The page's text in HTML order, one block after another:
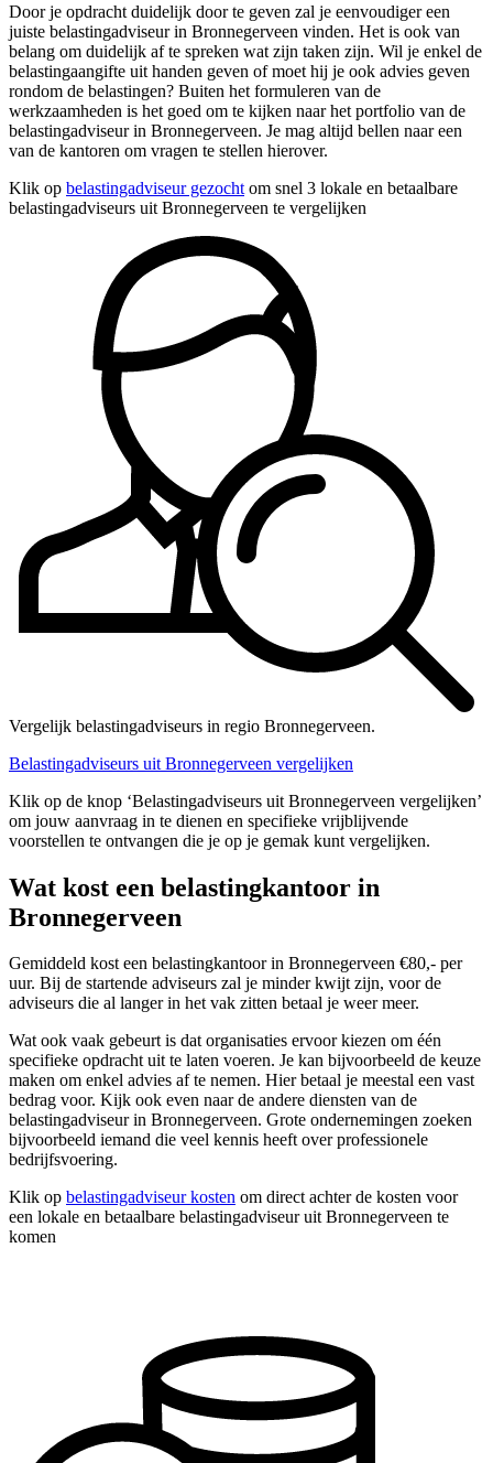
Door je opdracht duidelijk door te geven zal je eenvoudiger een
juiste belastingadviseur in Bronnegerveen vinden. Het is ook van
belang om duidelijk af te spreken wat zijn taken zijn. Wil je enkel de
belastingaangifte uit handen geven of moet hij je ook advies geven
rondom de belastingen? Buiten het formuleren van de
werkzaamheden is het goed om te kijken naar het portfolio van de
belastingadviseur in Bronnegerveen. Je mag altijd bellen naar een
van de kantoren om vragen te stellen hierover.
Klik op belastingadviseur gezocht om snel 3 lokale en betaalbare
belastingadviseurs uit Bronnegerveen te vergelijken
Vergelijk belastingadviseurs in regio Bronnegerveen.
Belastingadviseurs uit Bronnegerveen vergelijken
Klik op de knop ‘Belastingadviseurs uit Bronnegerveen vergelijken’
om jouw aanvraag in te dienen en specifieke vrijblijvende
voorstellen te ontvangen die je op je gemak kunt vergelijken.
Wat kost een belastingkantoor in
Bronnegerveen
Gemiddeld kost een belastingkantoor in Bronnegerveen €80,- per
uur. Bij de startende adviseurs zal je minder kwijt zijn, voor de
adviseurs die al langer in het vak zitten betaal je weer meer.
Wat ook vaak gebeurt is dat organisaties ervoor kiezen om één
specifieke opdracht uit te laten voeren. Je kan bijvoorbeeld de keuze
maken om enkel advies af te nemen. Hier betaal je meestal een vast
bedrag voor. Kijk ook even naar de andere diensten van de
belastingadviseur in Bronnegerveen. Grote ondernemingen zoeken
bijvoorbeeld iemand die veel kennis heeft over professionele
bedrijfsvoering.
Klik op belastingadviseur kosten om direct achter de kosten voor
een lokale en betaalbare belastingadviseur uit Bronnegerveen te
komen